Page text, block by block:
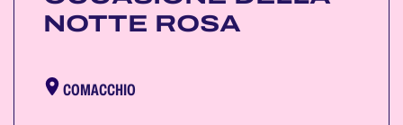
NOTTE ROSA
COMACCHIO